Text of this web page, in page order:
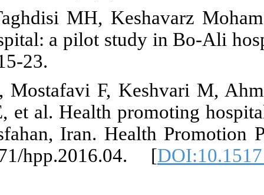
20. Zarei F,
promoting
21. Afshari
M, Moazam
hospitals of
doi: